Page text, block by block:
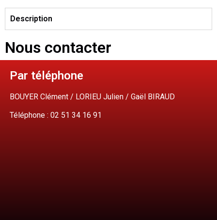
Description
Nous contacter
Par téléphone
BOUYER Clément / LORIEU Julien / Gaël BIRAUD
Téléphone : 02 51 34 16 91